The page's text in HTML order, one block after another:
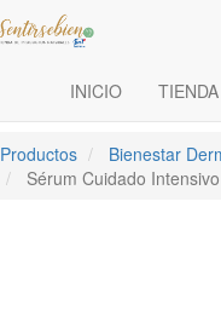
INICIO
Productos
Bienestar
Sérum Cuidado